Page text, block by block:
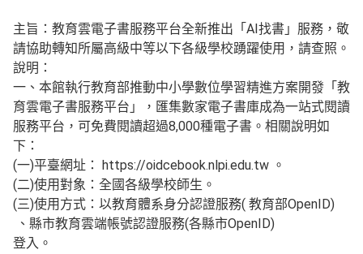
主旨：教育雲電子書服務平台全新推出「AI找書」服務，敬
請協助轉知所屬高級中等以下各級學校踴躍使用，請查照。
說明：
一、本館執行教育部推動中小學數位學習精進方案開發「教
育雲電子書服務平台」，匯集數家電子書庫成為一站式閱讀
服務平台，可免費閱讀超過8,000種電子書。相關說明如
下：
(一)平臺網址： https://oidcebook.nlpi.edu.tw 。
(二)使用對象：全國各級學校師生。
(三)使用方式：以教育體系身分認證服務( 教育部OpenID)
、縣市教育雲端帳號認證服務(各縣市OpenID)
登入。